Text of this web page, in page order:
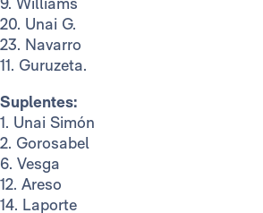
20. Unai G.
23. Navarro
11. Guruzeta.
Suplentes:
1. Unai Simón
2. Gorosabel
6. Vesga
12. Areso
14. Laporte